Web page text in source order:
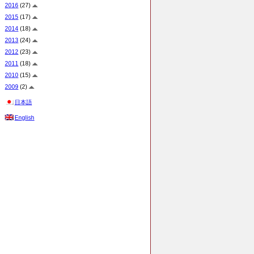
2016 (27)
2015 (17)
2014 (18)
2013 (24)
2012 (23)
2011 (18)
2010 (15)
2009 (2)
日本語
English